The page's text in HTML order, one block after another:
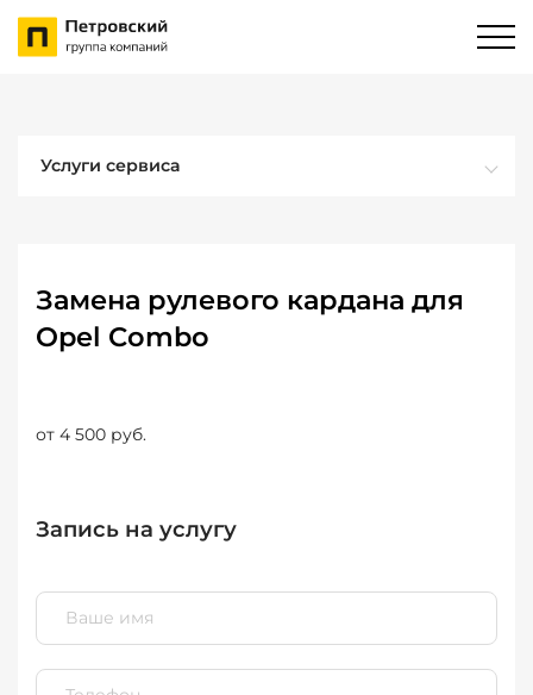
Услуги сервиса
Замена рулевого кардана для
Opel Combo
от 4 500 руб.
Запись на услугу